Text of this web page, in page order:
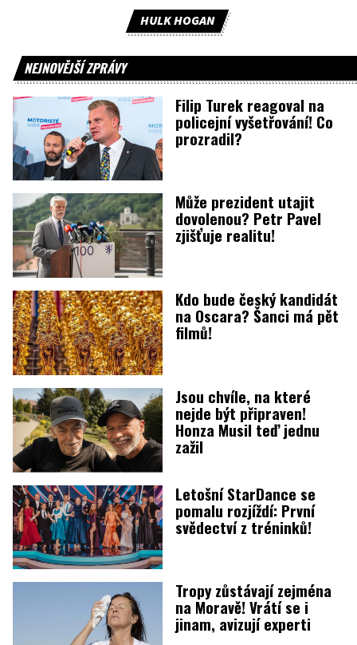
HULK HOGAN
NEJNOVĚJŠÍ ZPRÁVY
Filip Turek reagoval na
policejní vyšetřování! Co
prozradil?
Může prezident utajit
dovolenou? Petr Pavel
zjišťuje realitu!
Kdo bude český kandidát
na Oscara? Šanci má pět
filmů!
Jsou chvíle, na které
nejde být připraven!
Honza Musil teď jednu
zažil
Letošní StarDance se
pomalu rozjíždí: První
svědectví z tréninků!
Tropy zůstávají zejména
na Moravě! Vrátí se i
jinam, avizují experti